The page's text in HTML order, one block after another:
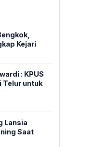
Kejari
: KPUS
Telur untuk
Lansia
Saat